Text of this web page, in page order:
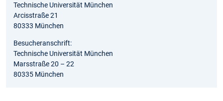
Technische Universität München
Arcisstraße 21
80333 München
Besucheranschrift:
Technische Universität München
Marsstraße 20 – 22
80335 München